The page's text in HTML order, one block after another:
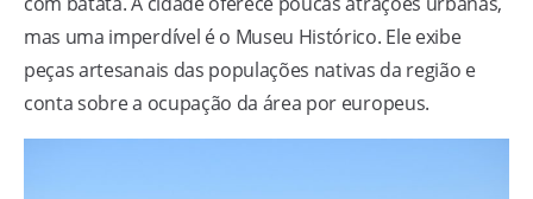
mas uma imperdível é o Museu Histórico. Ele exibe
peças artesanais das populações nativas da região e
conta sobre a ocupação da área por europeus.